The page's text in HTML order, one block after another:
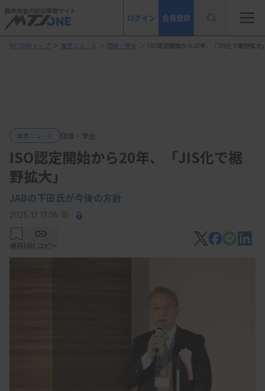
臨床検査の総合情報サイト
ログイン 会員登録
MTJONEトップ ＞ 業界ニュース ＞ 団体・学会 ＞ ISO認定開始から20年、「JIS化で裾野拡大
業界ニュース 団体・学会
ISO認定開始から20年、「JIS化で裾
野拡大」
JABの下田氏が今後の方針
2025.12.17 06:15
保存URLコピー